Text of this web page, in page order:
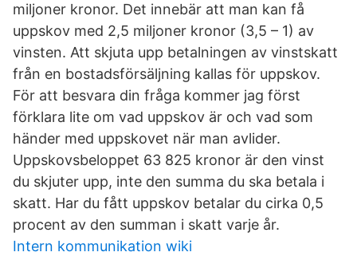
miljoner kronor. Det innebär att man kan få
uppskov med 2,5 miljoner kronor (3,5 – 1) av
vinsten. Att skjuta upp betalningen av vinstskatt
från en bostadsförsäljning kallas för uppskov.
För att besvara din fråga kommer jag först
förklara lite om vad uppskov är och vad som
händer med uppskovet när man avlider.
Uppskovsbeloppet 63 825 kronor är den vinst
du skjuter upp, inte den summa du ska betala i
skatt. Har du fått uppskov betalar du cirka 0,5
procent av den summan i skatt varje år.
Intern kommunikation wiki